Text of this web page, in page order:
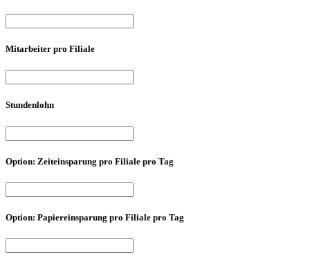
Mitarbeiter pro Filiale
Stundenlohn
Option: Zeiteinsparung pro Filiale pro Tag
Option: Papiereinsparung pro Filiale pro Tag